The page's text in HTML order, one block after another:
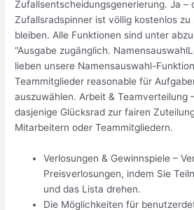
Zufallsentscheidungsgenerierung. Ja –
Zufallsradspinner ist völlig kostenlos
bleiben. Alle Funktionen sind unter
“Ausgabe zugänglich.
lieben unsere Namensauswahl-
Teammitglieder reasonable für
auszuwählen. Arbeit & Teamverteilung
dasjenige Glücksrad zur fairen
Mitarbeitern oder Teammitgliedern.
Verlosungen & Gewinnspiele –
Preisverlosungen, indem Sie
und das Lista drehen.
Die Möglichkeiten für